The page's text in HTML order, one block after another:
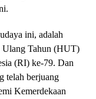
ini, adalah
Ulang Tahun (HUT)
(RI) ke-79. Dan
telah berjuang
Kemerdekaan